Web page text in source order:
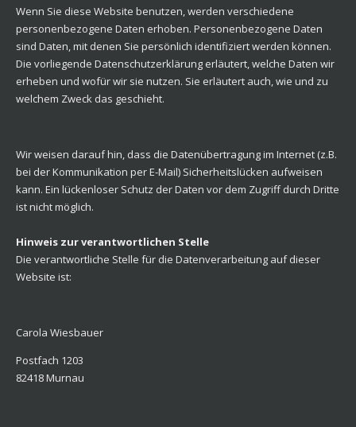
Wenn Sie diese Website benutzen, werden verschiedene
personenbezogene Daten erhoben. Personenbezogene Daten
sind Daten, mit denen Sie persönlich identifiziert werden können.
Die vorliegende Datenschutzerklärung erläutert, welche Daten wir
erheben und wofür wir sie nutzen. Sie erläutert auch, wie und zu
welchem Zweck das geschieht.
Wir weisen darauf hin, dass die Datenübertragung im Internet (z.B.
bei der Kommunikation per E-Mail) Sicherheitslücken aufweisen
kann. Ein lückenloser Schutz der Daten vor dem Zugriff durch Dritte
ist nicht möglich.
Hinweis zur verantwortlichen Stelle
Die verantwortliche Stelle für die Datenverarbeitung auf dieser
Website ist:
Carola Wiesbauer
Postfach 1203
82418 Murnau